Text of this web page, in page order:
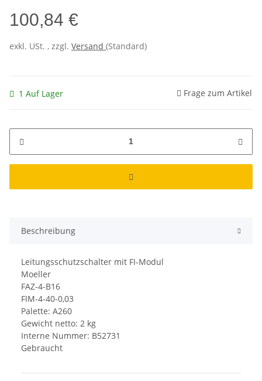
100,84 €
exkl. USt. , zzgl. Versand (Standard)
1 Auf Lager Frage zum Artikel
Beschreibung
Leitungsschutzschalter mit FI-Modul
Moeller
FAZ-4-B16
FIM-4-40-0,03
Palette: A260
Gewicht netto: 2 kg
Interne Nummer: B52731
Gebraucht